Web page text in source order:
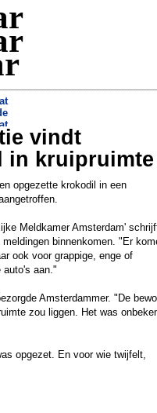
man vangt karper zonder
op straat »
vindt
in kruipruimte
opgezette krokodil in een
Meldkamer Amsterdam'
binnenkomen. "Er
ook voor grappige, enge of
auto's aan."
Amsterdammer. "De
zou liggen. Het was
opgezet. En voor wie twijfelt,